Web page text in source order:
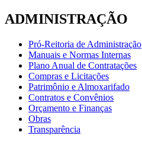
ADMINISTRAÇÃO
Pró-Reitoria de Administração
Manuais e Normas Internas
Plano Anual de Contratações
Compras e Licitações
Patrimônio e Almoxarifado
Contratos e Convênios
Orçamento e Finanças
Obras
Transparência